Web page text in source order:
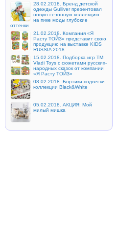
28.02.2018. Бренд детской
одежды Gulliver презентовал
новую сезонную коллекцию:
на пике моды глубокие
оттенки
21.02.2018. Компания «Я
Расту ТОЙЗ» представит свою
продукцию на выставке KIDS
RUSSIA 2018
15.02.2018. Подборка игр ТМ
Vladi Toys с сюжетами русских-
народных сказок от компании
«Я Расту ТОЙЗ»
08.02.2018. Бортики-подвески
коллекции Black&White
05.02.2018. АКЦИЯ: Мой
милый мишка